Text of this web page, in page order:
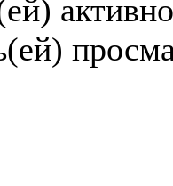
активно